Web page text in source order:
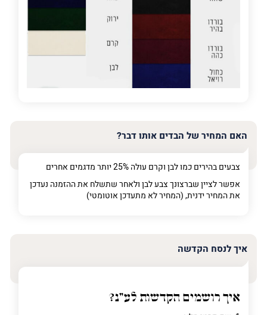
פרט על מה מדובר
האם המחיר של הבדים אותו דבר?
צבעים בהירים כמו לבן וקרם עולה 25% יותר מדגמים אחרים
אפשר לציין שברצונך צבע לבן ולאחר שתשלח את ההזמנה נעדכן
את המחיר ידנית, (המחיר לא מתעדכן אוטומטי)
איך לנסח הקדשה
איך רושמים הקדשות לע"נ?